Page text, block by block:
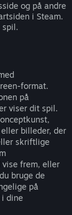
og på andre
i Steam.
spil.
format.
på
viser dit spil.
billeder, der
skriftlige
vise frem, eller
bruge de
på
i dine